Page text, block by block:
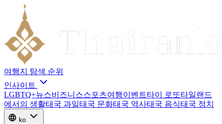
여행지 탐색 순위
인사이트
LGBTQ+뉴스비즈니스스포츠여행이벤트타이 로또타일랜드
에서의 생활태국 과일태국 문화태국 역사태국 음식태국 정치
ko